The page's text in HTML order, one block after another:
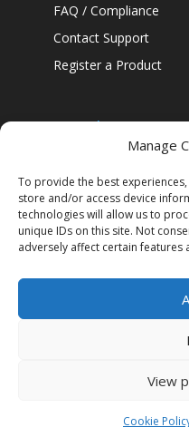
Manage
To provide the best
store and/or access device
technologies will allow us to
unique IDs on this site. Not
adversely affect certain features
View
Cookie
FAQ / Compliance
Contact Support
Register a Product
Our policies
Confidentiality Policy
Cookie Policy
Legal Notice
Security
© 2025